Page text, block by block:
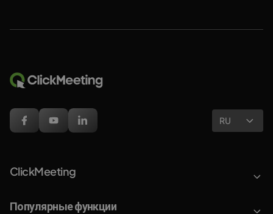
RU
ClickMeeting
Популярные функции